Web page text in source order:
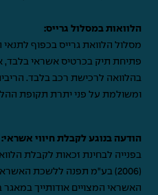
הלוואות במסלול גרייס:
מסלול הלוואת גרייס בכפוף
פתיחת תיק בכרטיס אשראי בלבד,
בהלוואה לרכישת רכב בלבד.
ומשולמת על פני יתרת תקופת
הודעה בנוגע לקבלת חיווי אשראי:
בפנייה לבחינת זכאות לקבלת
(2006) בע"מ תפנה ללשכת
האשראי המצויים אודותייך במאגר